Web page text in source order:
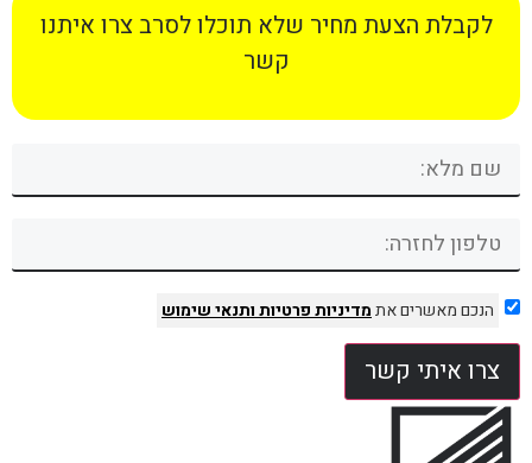
לקבלת הצעת מחיר שלא תוכלו לסרב צרו איתנו
קשר
הנכם מאשרים אתמדיניות פרטיותותנאי שימוש
צרו איתי קשר